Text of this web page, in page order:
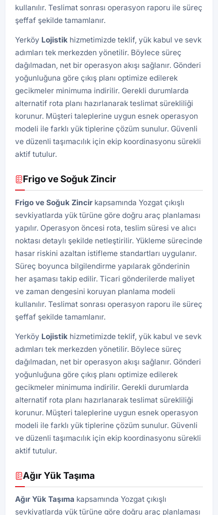
kullanılır. Teslimat sonrası operasyon raporu ile süreç
şeffaf şekilde tamamlanır.
Yerköy Lojistik hizmetimizde teklif, yük kabul ve sevk
adımları tek merkezden yönetilir. Böylece süreç
dağılmadan, net bir operasyon akışı sağlanır. Gönderi
yoğunluğuna göre çıkış planı optimize edilerek
gecikmeler minimuma indirilir. Gerekli durumlarda
alternatif rota planı hazırlanarak teslimat sürekliliği
korunur. Müşteri taleplerine uygun esnek operasyon
modeli ile farklı yük tiplerine çözüm sunulur. Güvenli
ve düzenli taşımacılık için ekip koordinasyonu sürekli
aktif tutulur.
Frigo ve Soğuk Zincir
Frigo ve Soğuk Zincir kapsamında Yozgat çıkışlı
sevkiyatlarda yük türüne göre doğru araç planlaması
yapılır. Operasyon öncesi rota, teslim süresi ve alıcı
noktası detaylı şekilde netleştirilir. Yükleme sürecinde
hasar riskini azaltan istifleme standartları uygulanır.
Süreç boyunca bilgilendirme yapılarak gönderinin
her aşaması takip edilir. Ticari gönderilerde maliyet
ve zaman dengesini koruyan planlama modeli
kullanılır. Teslimat sonrası operasyon raporu ile süreç
şeffaf şekilde tamamlanır.
Yerköy Lojistik hizmetimizde teklif, yük kabul ve sevk
adımları tek merkezden yönetilir. Böylece süreç
dağılmadan, net bir operasyon akışı sağlanır. Gönderi
yoğunluğuna göre çıkış planı optimize edilerek
gecikmeler minimuma indirilir. Gerekli durumlarda
alternatif rota planı hazırlanarak teslimat sürekliliği
korunur. Müşteri taleplerine uygun esnek operasyon
modeli ile farklı yük tiplerine çözüm sunulur. Güvenli
ve düzenli taşımacılık için ekip koordinasyonu sürekli
aktif tutulur.
Ağır Yük Taşıma
Ağır Yük Taşıma kapsamında Yozgat çıkışlı
sevkiyatlarda yük türüne göre doğru araç planlaması